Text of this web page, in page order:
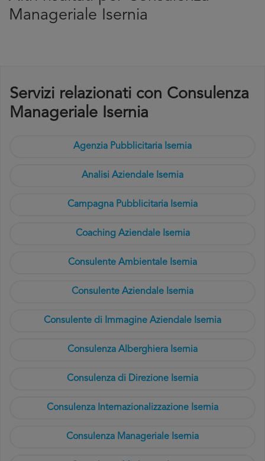
Manageriale Isernia
Servizi relazionati con Consulenza
Manageriale Isernia
Agenzia Pubblicitaria Isernia
Analisi Aziendale Isernia
Campagna Pubblicitaria Isernia
Coaching Aziendale Isernia
Consulente Ambientale Isernia
Consulente Aziendale Isernia
Consulente di Immagine Aziendale Isernia
Consulenza Alberghiera Isernia
Consulenza di Direzione Isernia
Consulenza Internazionalizzazione Isernia
Consulenza Manageriale Isernia